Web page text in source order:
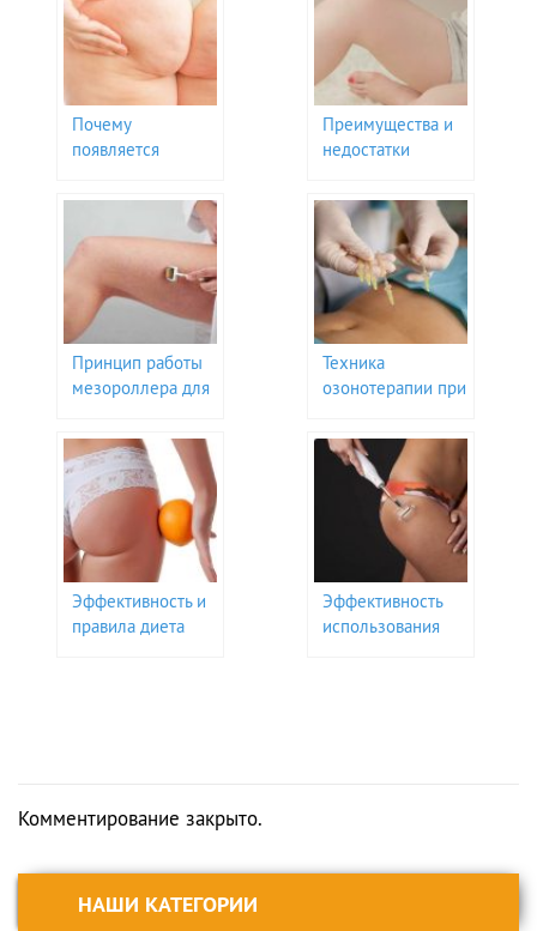
НАШИ КАТЕГОРИИ
Почему
появляется
корка: методы
целлюлитом на
попе
Преимущества и
недостатки
целлюлита
Принцип работы
мезороллера для
целлюлита
Техника
озонотерапии при
целлюлитом
Эффективность и
правила диета
Эффективность
использования
Комментирование закрыто.